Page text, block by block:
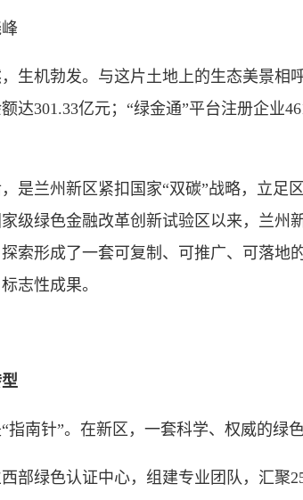
机勃发。与这片土地上的生态美景相
达301.33亿元；“绿金通”平台注册企业
兰州新区紧扣国家“双碳”战略，立足
级绿色金融改革创新试验区以来，兰
索形成了一套可复制、可推广、可落地
志性成果。
针”。在新区，一套科学、权威的绿
绿色认证中心，组建专业团队，汇聚